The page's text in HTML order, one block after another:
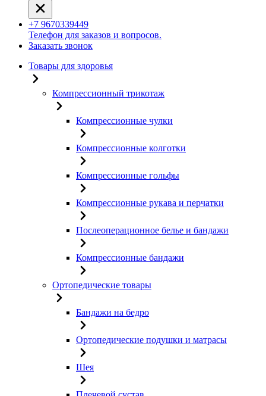
+7 9670339449
Телефон для заказов и вопросов.
Заказать звонок
Товары для здоровья
Компрессионный трикотаж
Компрессионные чулки
Компрессионные колготки
Компрессионные гольфы
Компрессионные рукава и перчатки
Послеоперационное белье и бандажи
Компрессионные бандажи
Ортопедические товары
Бандажи на бедро
Ортопедические подушки и матрасы
Шея